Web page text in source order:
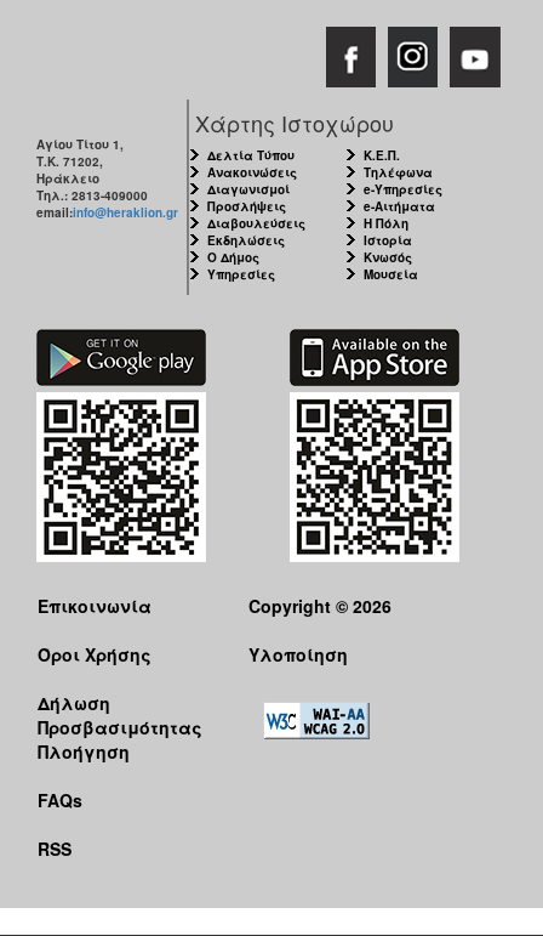
Αγίου Τίτου 1,
Τ.Κ. 71202,
Ηράκλειο
Τηλ.: 2813-409000
email:info@heraklion.gr
Χάρτης Ιστοχώρου
Δελτία Τύπου
Ανακοινώσεις
Διαγωνισμοί
Προσλήψεις
Διαβουλεύσεις
Εκδηλώσεις
Ο Δήμος
Υπηρεσίες
Κ.Ε.Π.
Τηλέφωνα
e-Υπηρεσίες
e-Αιτήματα
Η Πόλη
Ιστορία
Κνωσός
Μουσεία
Επικοινωνία
Όροι Χρήσης
Δήλωση
Προσβασιμότητας
Πλοήγηση
FAQs
RSS
Copyright © 2026
Υλοποίηση